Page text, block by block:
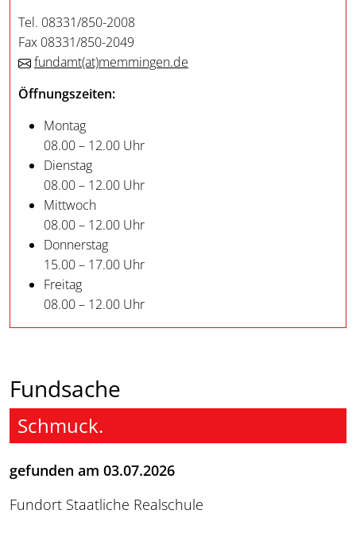
Tel. 08331/850-2008
Fax 08331/850-2049
fundamt(at)memmingen.de
Öffnungszeiten:
Montag
08.00 – 12.00 Uhr
Dienstag
08.00 – 12.00 Uhr
Mittwoch
08.00 – 12.00 Uhr
Donnerstag
15.00 – 17.00 Uhr
Freitag
08.00 – 12.00 Uhr
Fundsache
Schmuck.
gefunden am 03.07.2026
Fundort Staatliche Realschule